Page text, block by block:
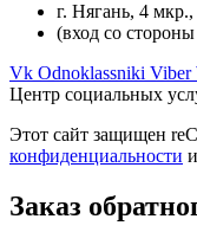
г. Нягань, 4
(вход со
Vk Odnoklassniki Viber
Центр социальных
Этот сайт защищен
конфиденциальности и
Вверх
Заказ